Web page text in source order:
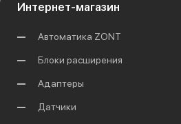
Интернет-магазин
Автоматика ZONT
Блоки расширения
Адаптеры
Датчики